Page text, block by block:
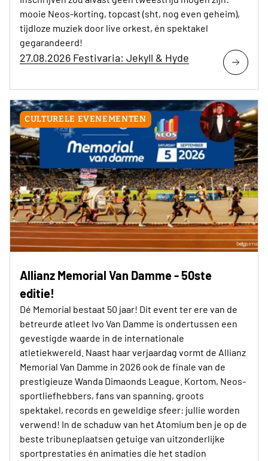
mooie Neos-korting, topcast (sht, nog even geheim),
tijdloze muziek door live orkest, én spektakel
gegarandeerd!
27.08.2026 Festivaria: Jekyll & Hyde
CULTURELE EVENEMENTEN
Allianz Memorial Van Damme - 50ste
editie!
Dé Memorial bestaat 50 jaar! Dit event ter ere van de
betreurde atleet Ivo Van Damme is ondertussen een
gevestigde waarde in de internationale
atletiekwereld. Naast haar verjaardag vormt de Allianz
Memorial Van Damme in 2026 ook de finale van de
prestigieuze Wanda Dimaonds League. Kortom, Neos-
sportliefhebbers, fans van spanning, groots
spektakel, records en geweldige sfeer: jullie worden
verwend! In de schaduw van het Atomium ben je op de
beste tribuneplaatsen getuige van uitzonderlijke
sportprestaties én animaties die het stadion